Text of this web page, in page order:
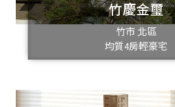
竹慶金璽
竹市 北區
均質4房輕豪宅